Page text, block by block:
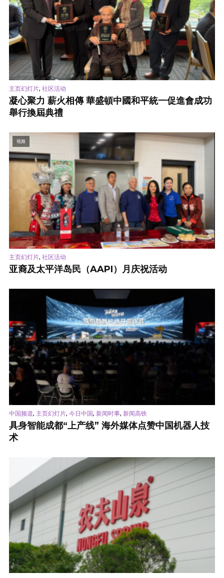
主页幻灯片, 社区活动
凝心聚力 薪火相傳 華盛頓中國和平統一促進會成功
舉行換屆典禮
视频
主页幻灯片, 社区活动
亚裔及太平洋岛民（AAPI）月庆祝活动
中国频道, 主页幻灯片, 今日中国, 新闻时事, 新闻高铁
具身智能成都“上产线” 海外媒体点赞中国机器人技
术